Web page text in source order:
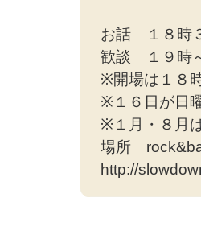
お話 １８時
歓談 １９時
※開場は１８
※１６日が日
※１月・８月
場所
http://